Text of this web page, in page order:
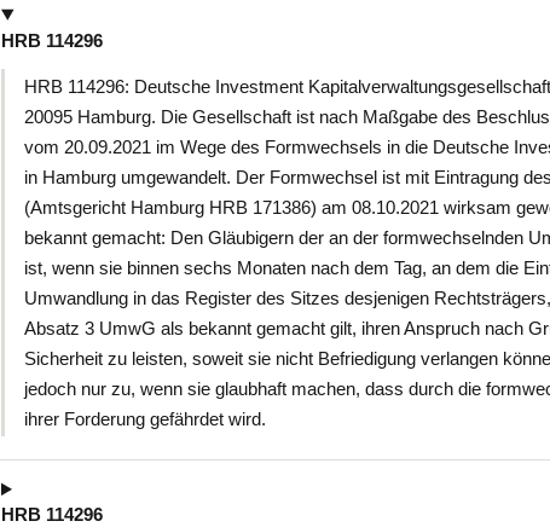
HRB 114296
HRB 114296: Deutsche Investment
20095 Hamburg. Die Gesellschaft ist nach Maßgabe des
vom 20.09.2021 im Wege des Formwechsels in die Deutsche
in Hamburg umgewandelt. Der Formwechsel ist mit Eintragung
(Amtsgericht Hamburg HRB 171386) am 08.10.2021 wirksam
bekannt gemacht: Den Gläubigern der an der formwechselnden
ist, wenn sie binnen sechs Monaten nach dem Tag, an dem die
Umwandlung in das Register des Sitzes desjenigen
Absatz 3 UmwG als bekannt gemacht gilt, ihren Anspruch nach
Sicherheit zu leisten, soweit sie nicht Befriedigung verlangen
jedoch nur zu, wenn sie glaubhaft machen, dass durch die
ihrer Forderung gefährdet wird.
HRB 114296